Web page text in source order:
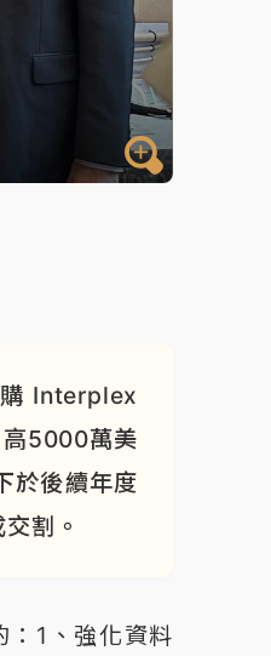
購 Interplex
5000萬美
於後續年度
割。
1、強化資料